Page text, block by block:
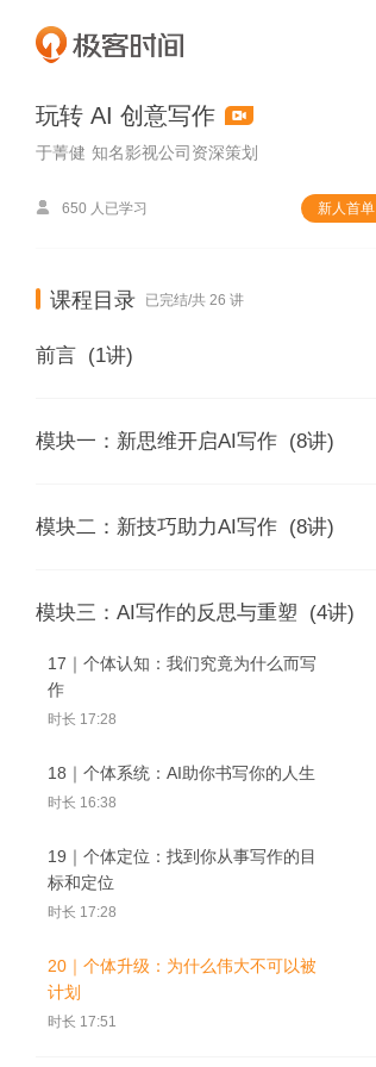
玩转 AI 创意写作
于菁健 知名影视公司资深策划
 650 人已学习 新⼈⾸单
课程目录 已完结/共 26 讲
前言 (1讲)
前言｜AI可以代替人创作吗？
模块一：新思维开启AI写作 (8讲)
01｜写作是工程：用工程思维理解写
现精准表达
时长 22:17
效整合
时长 15:36
04｜写作是选择：AI给你更多选择，
你怎样选择更好
时长 23:45
05｜写作是抒情：让AI帮你做情感观
察员
时长 25:17
模块二：新技巧助力AI写作 (8讲)
09｜结构之美：超级结构是写作的基
时长 18:43
10｜节奏之美：写作是一门语言的艺
时长 16:29
高境界
时长 17:49
力
时长 17:46
模块三：AI写作的反思与重塑 (4讲)
17｜个体认知：我们究竟为什么而写
作
时长 17:28
18｜个体系统：AI助你书写你的人生
时长 16:38
19｜个体定位：找到你从事写作的目
标和定位
时长 17:28
20｜个体升级：为什么伟大不可以被
计划
时长 17:51
17｜个体认知：我们究
竟为什么而写作
18｜个体系统：AI助你